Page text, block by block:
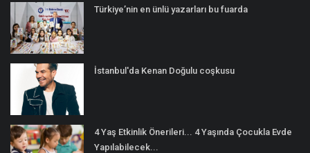
Türkiye’nin en ünlü yazarları bu fuarda
İstanbul'da Kenan Doğulu coşkusu
4 Yaş Etkinlik Önerileri... 4 Yaşında Çocukla Evde
Yapılabilecek...